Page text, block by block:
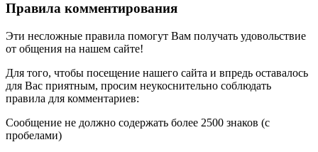
Правила комментирования
Эти несложные правила помогут Вам получать удовольствие
от общения на нашем сайте!
Для того, чтобы посещение нашего сайта и впредь оставалось
для Вас приятным, просим неукоснительно соблюдать
правила для комментариев:
Сообщение не должно содержать более 2500 знаков (с
пробелами)